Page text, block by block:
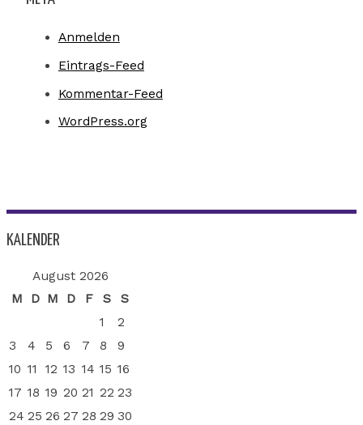
Anmelden
Eintrags-Feed
Kommentar-Feed
WordPress.org
KALENDER
August 2026
M
D M D F S
S
1
2
3
4 5 6 7 8
9
10 11 12 13 14 15 16
17 18 19 20 21 22 23
24 25 26 27 28 29 30